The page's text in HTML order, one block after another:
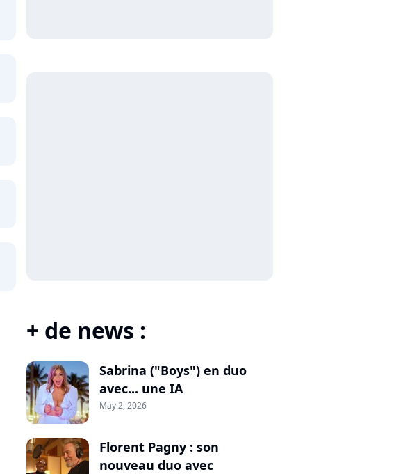
+ de news :
Sabrina ("Boys") en duo
avec... une IA
May 2, 2026
Florent Pagny : son
nouveau duo avec